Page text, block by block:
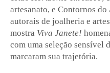
artesanato, e Contornos do
autorais de joalheria e
mostra Viva Janete!
com uma seleção sensível
marcaram sua trajetória.